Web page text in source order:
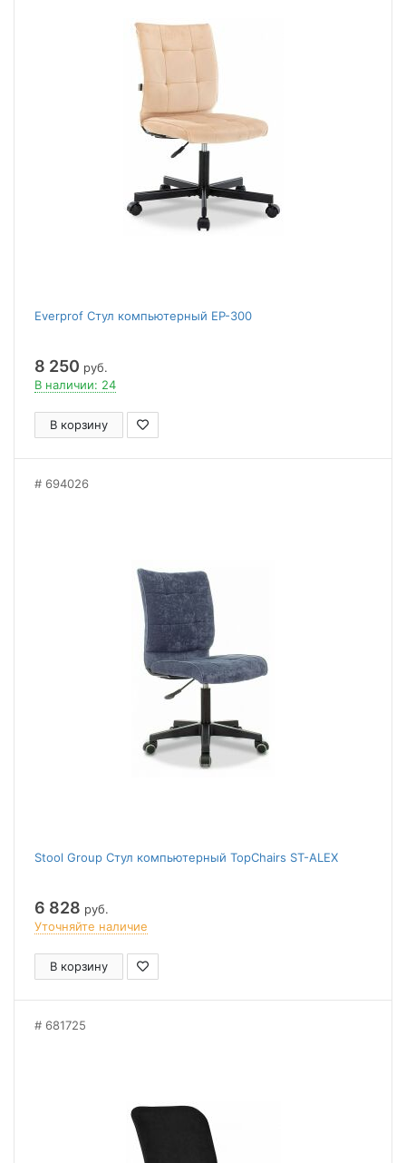
Everprof Стул компьютерный EP-300
8 250 руб.
В наличии: 24
В корзину
694026
Stool Group Стул компьютерный TopChairs ST-ALEX
6 828 руб.
Уточняйте наличие
В корзину
681725